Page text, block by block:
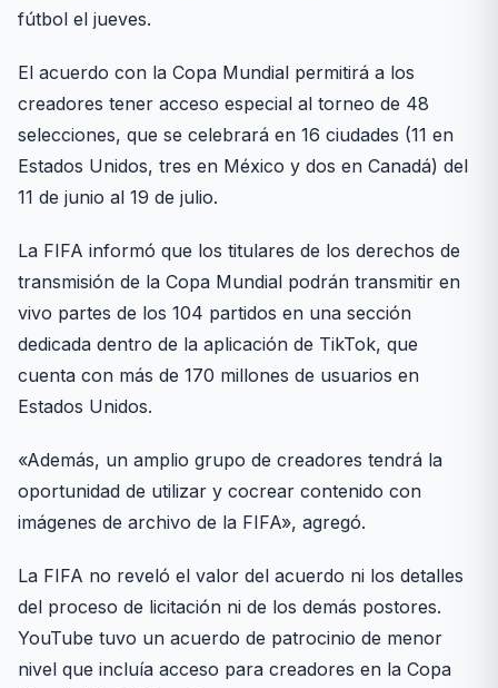
fútbol el jueves.
El acuerdo con la Copa Mundial permitirá a los
creadores tener acceso especial al torneo de 48
selecciones, que se celebrará en 16 ciudades (11 en
Estados Unidos, tres en México y dos en Canadá) del
11 de junio al 19 de julio.
La FIFA informó que los titulares de los derechos de
transmisión de la Copa Mundial podrán transmitir en
vivo partes de los 104 partidos en una sección
dedicada dentro de la aplicación de TikTok, que
cuenta con más de 170 millones de usuarios en
Estados Unidos.
«Además, un amplio grupo de creadores tendrá la
oportunidad de utilizar y cocrear contenido con
imágenes de archivo de la FIFA», agregó.
La FIFA no reveló el valor del acuerdo ni los detalles
del proceso de licitación ni de los demás postores.
YouTube tuvo un acuerdo de patrocinio de menor
nivel que incluía acceso para creadores en la Copa